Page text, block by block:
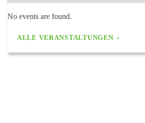
No events are found.
ALLE VERANSTALTUNGEN